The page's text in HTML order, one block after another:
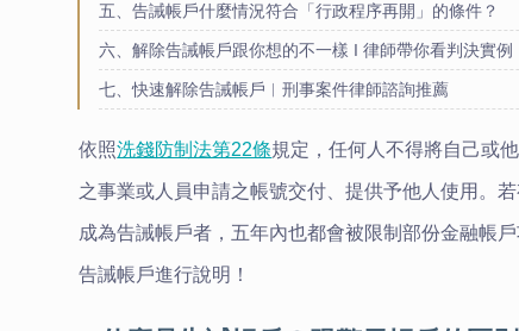
五、告誡帳戶什麼情況符合「行政程序再開」的條件？
六、解除告誡帳戶跟你想的不一樣 I 律師帶你看判決實例
七、快速解除告誡帳戶︱刑事案件律師諮詢推薦
依照洗錢防制法第22條規定，任何人不得將自己或
之事業或人員申請之帳號交付、提供予他人使用。
成為告誡帳戶者，五年內也都會被限制部份金融帳
告誡帳戶進行說明！